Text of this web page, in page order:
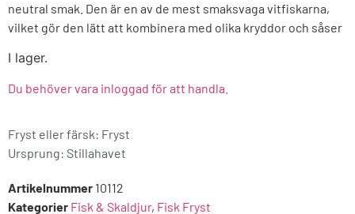
neutral smak. Den är en av de mest smaksvaga vitfiskarna,
vilket gör den lätt att kombinera med olika kryddor och såser
I lager.
Du behöver vara inloggad för att handla.
Fryst eller färsk: Fryst
Ursprung: Stillahavet
Artikelnummer 10112
Kategorier Fisk & Skaldjur, Fisk Fryst